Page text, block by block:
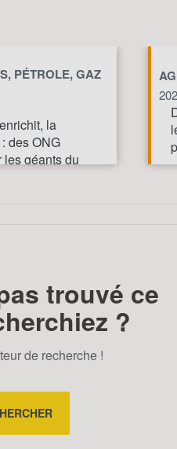
PÉTROLE, GAZ
la
des ONG
géants du
trouvé ce
?
de recherche !